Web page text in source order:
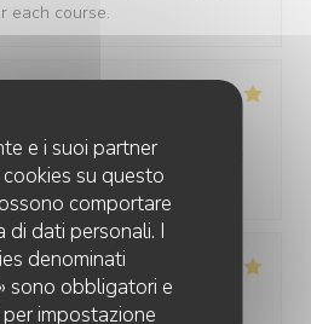
e i suoi partner
su questo
comportare
di dati personali. I
denominati
sono obbligatori e
impostazione
each course.
:5/5 Cucina: 5/5 Qualità / Prezzo
2